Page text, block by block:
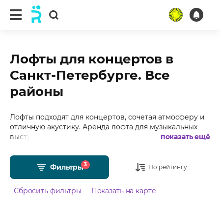
Лофты для концертов в
Санкт-Петербурге. Все
районы
Лофты подходят для концертов, сочетая атмосферу и
отличную акустику. Аренда лофта для музыкальных
выступлений создаст незабываемые впечатления для
для концертов в Санкт-Петербурге с фотографиями,
отзывами, средним рейтингом 4.98 из 5 и стоимостью
от 600 рублей в час.
показать ещё
Фильтры3 По рейтингу
Сбросить фильтры Показать на карте